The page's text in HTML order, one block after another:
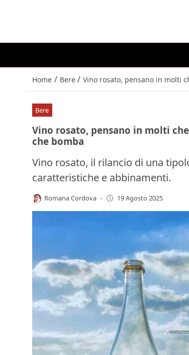
Home / Bere / Vino rosato, pensano in molti
Bere
Vino rosato, pensano in molti
che bomba
Vino rosato, il rilancio di una
caratteristiche e abbinamenti.
Romana Cordova - 19 Agosto 2025